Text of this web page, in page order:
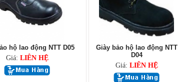
hộ lao động NTT D05
Giá: LIÊN HỆ
Giày bảo hộ lao động NTT
D04
Giá: LIÊN HỆ